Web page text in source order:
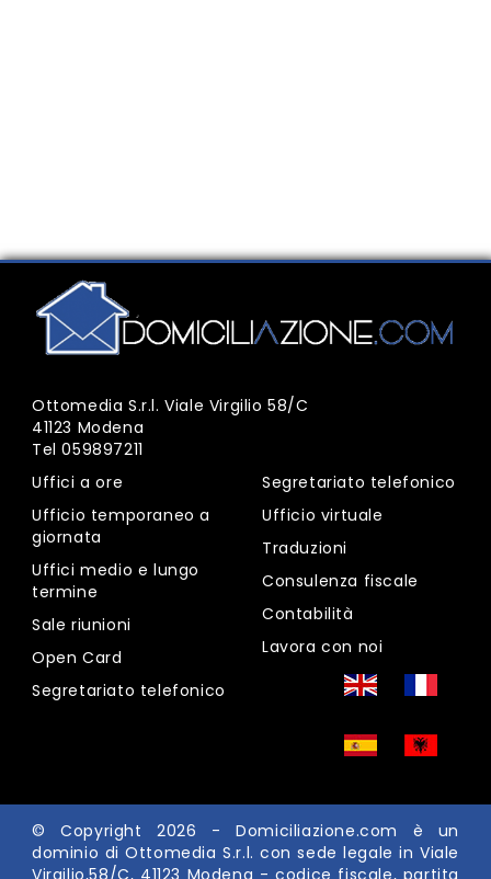
Ottomedia S.r.l. Viale Virgilio 58/C
41123 Modena
Tel059897211
Uffici a ore
Ufficio temporaneo a
giornata
Uffici medio e lungo
termine
Sale riunioni
Open Card
Segretariato telefonico
Segretariato telefonico
Ufficio virtuale
Traduzioni
Consulenza fiscale
Contabilità
Lavora con noi
© Copyright 2026 -Domiciliazione.com
è un
dominio di Ottomedia S.r.l. con sede legale in Viale
Virgilio,58/C, 41123 Modena - codice fiscale, partita